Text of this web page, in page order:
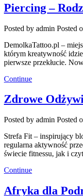
Piercing –
Posted by admin Posted
DemolkaTattoo.pl –
którym kreatywność
pierwsze przekłucie.
Continue
Zdrowe
Posted by admin Posted
Strefa Fit – inspirujący
regularna aktywność
świecie fitnessu, jak i
Continue
Afryka dla